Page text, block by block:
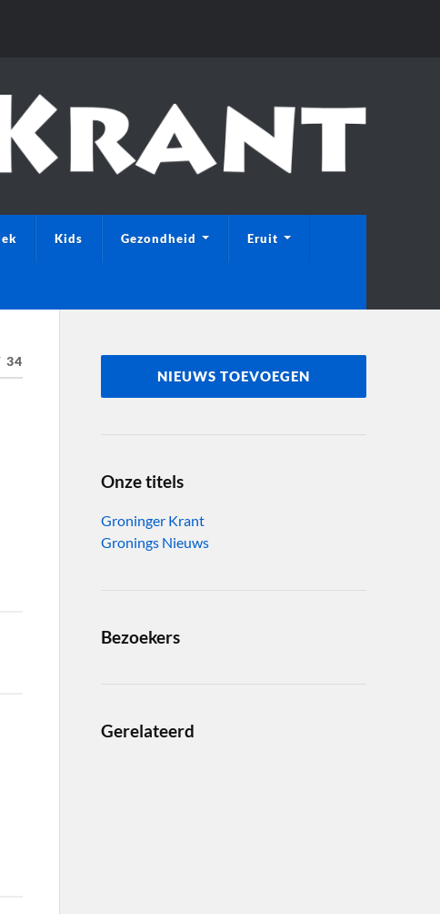
Kids Gezondheid Eruit
34
NIEUWS TOEVOEGEN
Onze titels
Groninger Krant
Gronings Nieuws
Bezoekers
Gerelateerd